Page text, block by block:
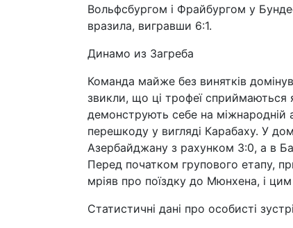
Вольфсбургом і Фрайбургом у
вразила, вигравши 6:1.
Динамо из Загреба
Команда майже без винятків
звикли, що ці трофеї
демонструють себе на міжнародній
перешкоду у вигляді Карабаху. У
Азербайджану з рахунком 3:0, а в
Перед початком групового етапу,
мріяв про поїздку до Мюнхена, і
Статистичні дані про особисті